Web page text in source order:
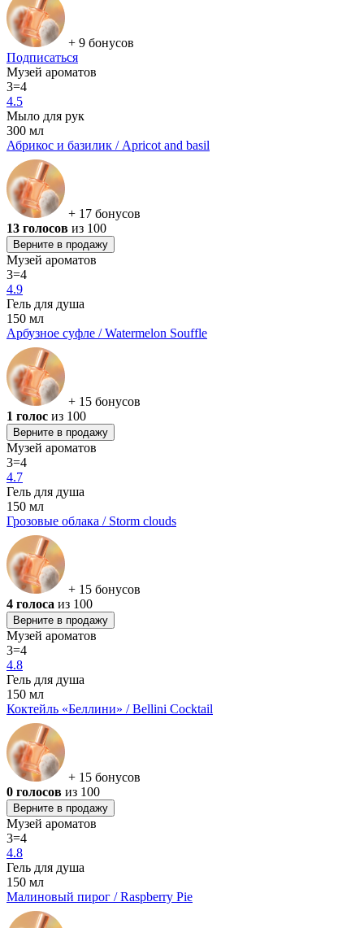
+ 9 бонусов
Подписаться
Музей ароматов
3=4
4.5
Мыло для рук
300 мл
Абрикос и базилик / Apricot and basil
+ 17 бонусов
13 голосов из 100
Верните в продажу
Музей ароматов
3=4
4.9
Гель для душа
150 мл
Арбузное суфле / Watermelon Souffle
+ 15 бонусов
1 голос из 100
Верните в продажу
Музей ароматов
3=4
4.7
Гель для душа
150 мл
Грозовые облака / Storm clouds
+ 15 бонусов
4 голоса из 100
Верните в продажу
Музей ароматов
3=4
4.8
Гель для душа
150 мл
Коктейль «Беллини» / Bellini Cocktail
+ 15 бонусов
0 голосов из 100
Верните в продажу
Музей ароматов
3=4
4.8
Гель для душа
150 мл
Малиновый пирог / Raspberry Pie